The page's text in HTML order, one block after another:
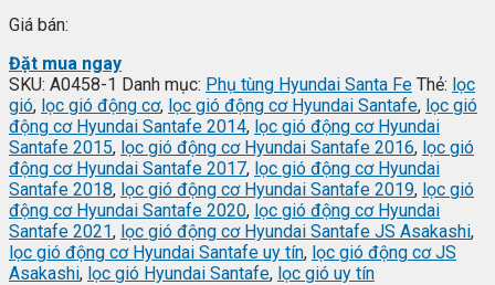
Giá bán:
Đặt mua ngay
SKU: A0458-1 Danh mục: Phụ tùng Hyundai Santa Fe Thẻ: lọc
gió, lọc gió động cơ, lọc gió động cơ Hyundai Santafe, lọc gió
động cơ Hyundai Santafe 2014, lọc gió động cơ Hyundai
Santafe 2015, lọc gió động cơ Hyundai Santafe 2016, lọc gió
động cơ Hyundai Santafe 2017, lọc gió động cơ Hyundai
Santafe 2018, lọc gió động cơ Hyundai Santafe 2019, lọc gió
động cơ Hyundai Santafe 2020, lọc gió động cơ Hyundai
Santafe 2021, lọc gió động cơ Hyundai Santafe JS Asakashi,
lọc gió động cơ Hyundai Santafe uy tín, lọc gió động cơ JS
Asakashi, lọc gió Hyundai Santafe, lọc gió uy tín